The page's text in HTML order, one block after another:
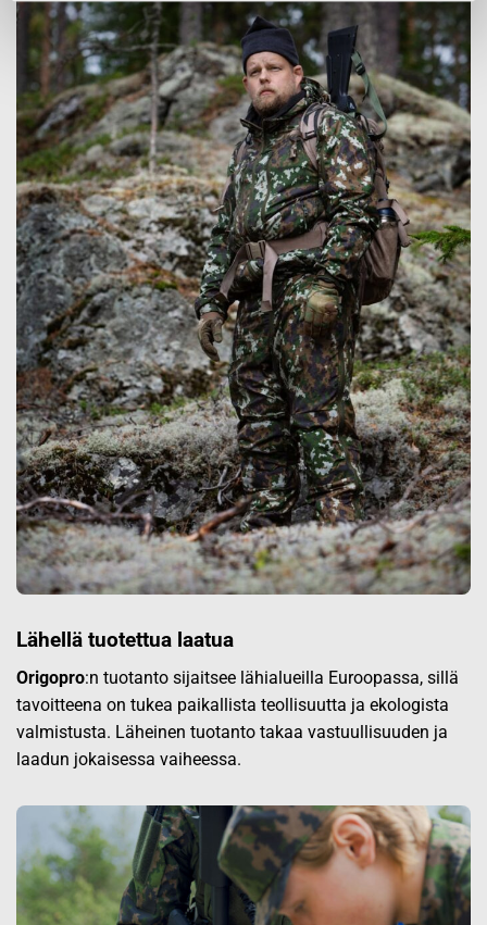
Lähellä tuotettua laatua
Origopro:n tuotanto sijaitsee lähialueilla Euroopassa, sillä
tavoitteena on tukea paikallista teollisuutta ja ekologista
valmistusta. Läheinen tuotanto takaa vastuullisuuden ja
laadun jokaisessa vaiheessa.